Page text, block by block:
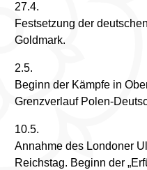
27.4.
Festsetzung der
Goldmark.
2.5.
Beginn der Kämpfe in
Grenzverlauf Polen-
10.5.
Annahme des Londoner
Reichstag. Beginn der